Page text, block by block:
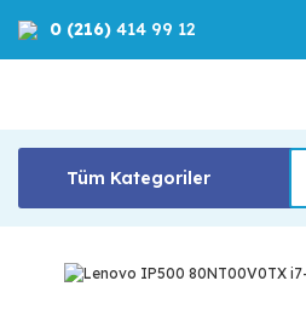
0 (216) 414 99 12
Tüm Kategoriler